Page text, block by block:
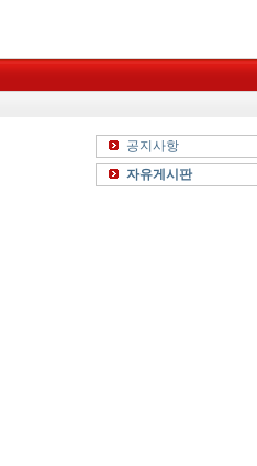
공지사항
자유게시판